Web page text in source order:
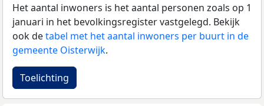
Het aantal inwoners is het aantal personen zoals op 1
januari in het bevolkingsregister vastgelegd. Bekijk
ook detabel met het aantal inwoners per buurt in de
gemeente Oisterwijk.
Toelichting